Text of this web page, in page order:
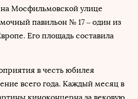
на Мосфильмовской улице
павильон № 17 – один из
Его площадь составила
в честь юбилея
всего года. Каждый месяц в